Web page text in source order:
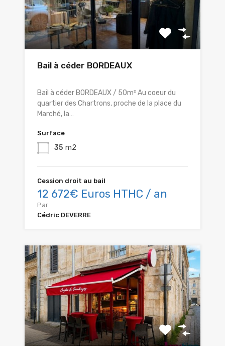
Bail à céder BORDEAUX
Bail à céder BORDEAUX / 50m² Au coeur du
quartier des Chartrons, proche de la place du
Marché, la…
Surface
35 m2
Cession droit au bail
12 672€ Euros HTHC / an
Par
Cédric DEVERRE